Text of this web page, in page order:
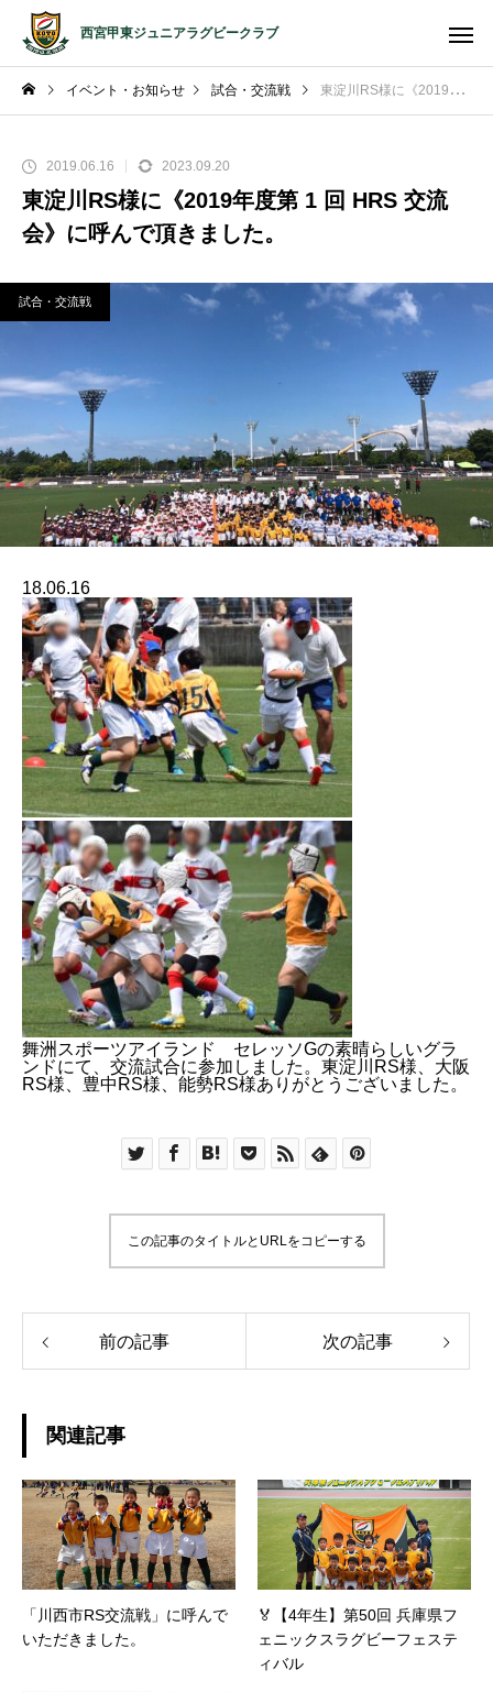
西宮甲東ジュニアラグビークラブ
イベント・お知らせ 試合・交流戦 東淀川RS様に《2019年度第 1 回 HRS 交流会》に呼んで頂きました。
2019.06.16 2023.09.20
東淀川RS様に《2019年度第 1 回 HRS 交流
会》に呼んで頂きました。
試合・交流戦
18.06.16
舞洲スポーツアイランド セレッソGの素晴らしいグラ
ンドにて、交流試合に参加しました。東淀川RS様、大阪
RS様、豊中RS様、能勢RS様ありがとうございました。
この記事のタイトルとURLをコピーする
前の記事 次の記事
関連記事
「川西市RS交流戦」に呼んで
いただきました。
🏅【4年生】第50回 兵庫県フ
ェニックスラグビーフェステ
ィバル